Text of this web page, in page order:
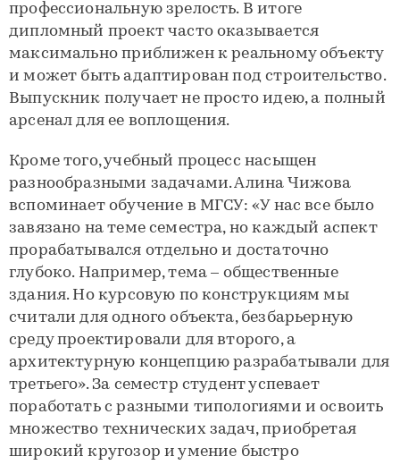
профессиональную зрелость. В итоге
дипломный проект часто оказывается
максимально приближен к реальному объекту
и может быть адаптирован под строительство.
Выпускник получает не просто идею, а полный
арсенал для ее воплощения.
Кроме того, учебный процесс насыщен
разнообразными задачами. Алина Чижова
вспоминает обучение в МГСУ: «У нас все было
завязано на теме семестра, но каждый аспект
прорабатывался отдельно и достаточно
глубоко. Например, тема – общественные
здания. Но курсовую по конструкциям мы
считали для одного объекта, безбарьерную
среду проектировали для второго, а
архитектурную концепцию разрабатывали для
третьего». За семестр студент успевает
поработать с разными типологиями и освоить
множество технических задач, приобретая
широкий кругозор и умение быстро